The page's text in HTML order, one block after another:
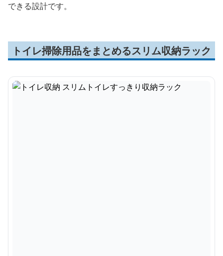
できる設計です。
トイレ掃除用品をまとめるスリム収納ラック